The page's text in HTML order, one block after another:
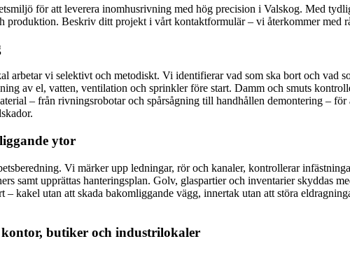
för att leverera inomhusrivning med hög precision i Valskog. Med
produktion. Beskriv ditt projekt i vårt kontaktformulär – vi återkommer med
arbetar vi selektivt och metodiskt. Vi identifierar vad som ska bort och vad
av el, vatten, ventilation och sprinkler före start. Damm och smuts
– från rivningsrobotar och spårsågning till handhållen demontering –
ytor
Vi märker upp ledningar, rör och kanaler, kontrollerar
samt upprättas hanteringsplan. Golv, glaspartier och inventarier skyddas
kakel utan att skada bakomliggande vägg, innertak utan att störa
butiker och industrilokaler